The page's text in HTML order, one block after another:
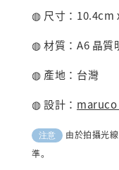
◍ 尺寸：10.4cm
◍ 材質：A6 晶質
◍ 產地：台灣
◍ 設計： maruco
注意
由於拍攝光
準。